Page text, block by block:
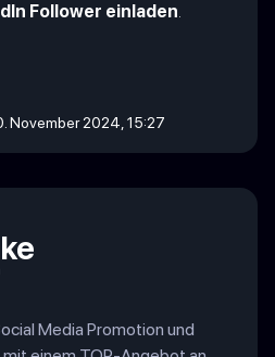
Follower einladen.
November 2024, 15:27
Media Promotion und